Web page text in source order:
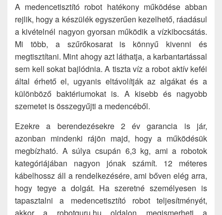
A medencetisztító robot hatékony működése abban
rejlik, hogy a készülék egyszerűen kezelhető, ráadásul
a kivételnél nagyon gyorsan működik a vízkibocsátás.
Mi több, a szűrőkosarat is könnyű kivenni és
megtisztítani. Mint ahogy azt láthatja, a karbantartással
sem kell sokat bajlódnia. A tiszta víz a robot aktív keféi
által érhető el, ugyanis eltávolítják az algákat és a
különböző baktériumokat is. A kisebb és nagyobb
szemetet is összegyűjti a medencéből.
Ezekre a berendezésekre 2 év garancia is jár,
azonban mindenki rájön majd, hogy a működésük
megbízható. A súlya csupán 6,3 kg, ami a robotok
kategóriájában nagyon jónak számít. 12 méteres
kábelhossz áll a rendelkezésére, ami bőven elég arra,
hogy tegye a dolgát. Ha szeretné személyesen is
tapasztalni a medencetisztító robot teljesítményét,
akkor a robotguru.hu oldalon megismerheti a